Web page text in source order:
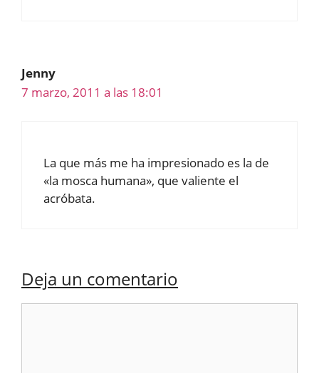
Jenny
7 marzo, 2011 a las 18:01
La que más me ha impresionado es la de
«la mosca humana», que valiente el
acróbata.
Deja un comentario